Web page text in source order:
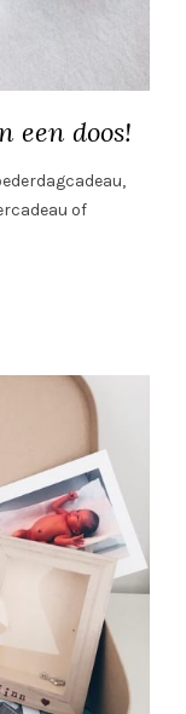
een doos!
of